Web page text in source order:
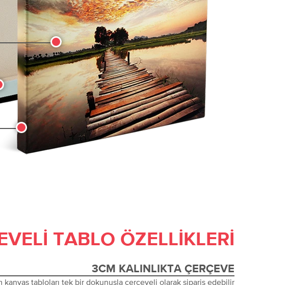
TABLO ÖZELLIKLERI
3CM KALINLIKTA ÇERÇEVE
kanvas tabloları tek bir dokunuşla çerçeveli olarak sipariş edebilir